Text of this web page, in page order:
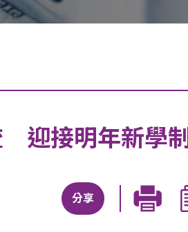
迎接明年新學制
分享